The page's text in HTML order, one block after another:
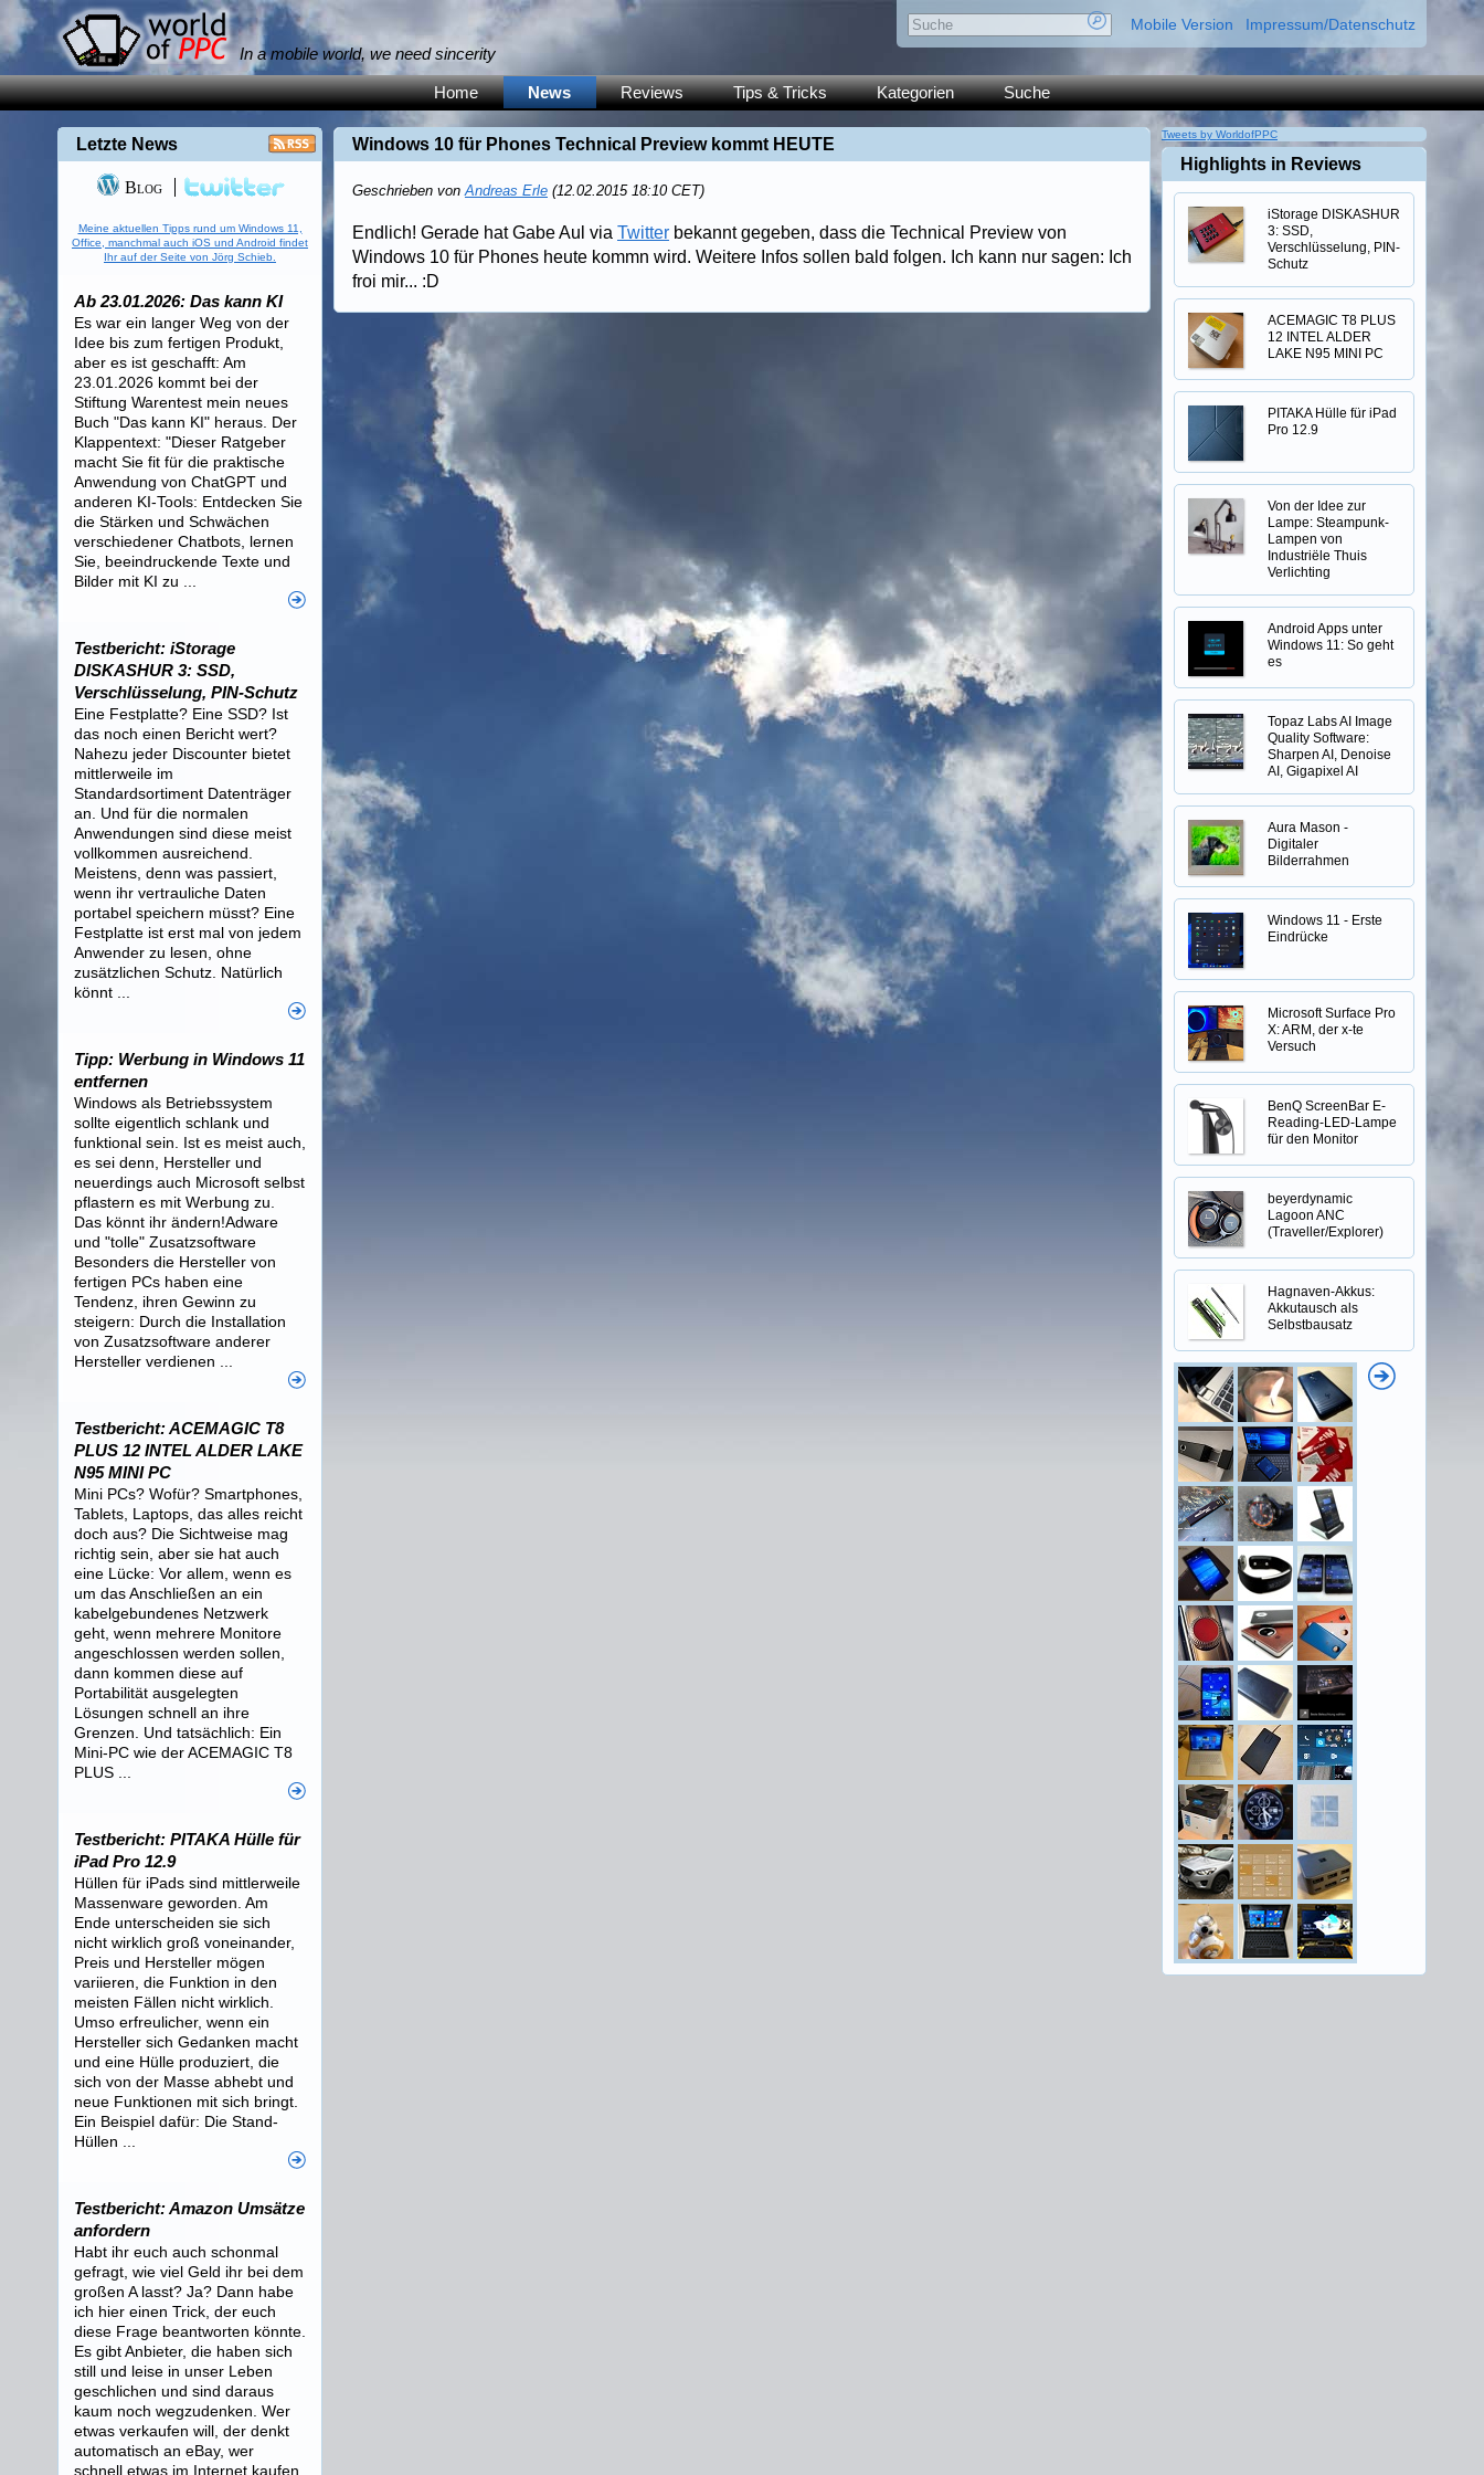
In a mobile world, we need sincerity
Mobile Version Impressum/Datenschutz
Home News Reviews Tips & Tricks Kategorien Suche
Windows 10 für Phones Technical Preview kommt HEUTE
Geschrieben vonAndreas Erle (12.02.2015 18:10 CET)
Endlich! Gerade hat Gabe Aul via Twitter bekannt gegeben, dass die Technical Preview von
Windows 10 für Phones heute kommn wird. Weitere Infos sollen bald folgen. Ich kann nur sagen: Ich
froi mir... :D
Letzte News
Blog
Meine aktuellen Tipps rund um Windows 11,
Office, manchmal auch iOS und Android findet
Ihr auf der Seite von Jörg Schieb.
Ab 23.01.2026: Das kann KI
Es war ein langer Weg von der
Idee bis zum fertigen Produkt,
aber es ist geschafft: Am
23.01.2026 kommt bei der
Stiftung Warentest mein neues
Buch "Das kann KI" heraus. Der
Klappentext: "Dieser Ratgeber
macht Sie fit für die praktische
Anwendung von ChatGPT und
anderen KI-Tools: Entdecken Sie
die Stärken und Schwächen
verschiedener Chatbots, lernen
Sie, beeindruckende Texte und
Bilder mit KI zu ...
Testbericht: iStorage
DISKASHUR 3: SSD,
Verschlüsselung, PIN-Schutz
Eine Festplatte? Eine SSD? Ist
das noch einen Bericht wert?
Nahezu jeder Discounter bietet
mittlerweile im
Standardsortiment Datenträger
an. Und für die normalen
Anwendungen sind diese meist
vollkommen ausreichend.
Meistens, denn was passiert,
wenn ihr vertrauliche Daten
portabel speichern müsst? Eine
Festplatte ist erst mal von jedem
Anwender zu lesen, ohne
zusätzlichen Schutz. Natürlich
könnt ...
Tipp: Werbung in Windows 11
entfernen
Windows als Betriebssystem
sollte eigentlich schlank und
funktional sein. Ist es meist auch,
es sei denn, Hersteller und
neuerdings auch Microsoft selbst
pflastern es mit Werbung zu.
Das könnt ihr ändern!Adware
und "tolle" Zusatzsoftware
Besonders die Hersteller von
fertigen PCs haben eine
Tendenz, ihren Gewinn zu
steigern: Durch die Installation
von Zusatzsoftware anderer
Hersteller verdienen ...
Testbericht: ACEMAGIC T8
PLUS 12 INTEL ALDER LAKE
N95 MINI PC
Mini PCs? Wofür? Smartphones,
Tablets, Laptops, das alles reicht
doch aus? Die Sichtweise mag
richtig sein, aber sie hat auch
eine Lücke: Vor allem, wenn es
um das Anschließen an ein
kabelgebundenes Netzwerk
geht, wenn mehrere Monitore
angeschlossen werden sollen,
dann kommen diese auf
Portabilität ausgelegten
Lösungen schnell an ihre
Grenzen. Und tatsächlich: Ein
Mini-PC wie der ACEMAGIC T8
PLUS ...
Testbericht: PITAKA Hülle für
iPad Pro 12.9
Hüllen für iPads sind mittlerweile
Massenware geworden. Am
Ende unterscheiden sie sich
nicht wirklich groß voneinander,
Preis und Hersteller mögen
variieren, die Funktion in den
meisten Fällen nicht wirklich.
Umso erfreulicher, wenn ein
Hersteller sich Gedanken macht
und eine Hülle produziert, die
sich von der Masse abhebt und
neue Funktionen mit sich bringt.
Ein Beispiel dafür: Die Stand-
Hüllen ...
Testbericht: Amazon Umsätze
anfordern
Habt ihr euch auch schonmal
gefragt, wie viel Geld ihr bei dem
großen A lasst? Ja? Dann habe
ich hier einen Trick, der euch
diese Frage beantworten könnte.
Es gibt Anbieter, die haben sich
still und leise in unser Leben
geschlichen und sind daraus
kaum noch wegzudenken. Wer
etwas verkaufen will, der denkt
automatisch an eBay, wer
schnell etwas im Internet kaufen
Tweets by WorldofPPC
Highlights in Reviews
iStorage DISKASHUR
3: SSD,
Verschlüsselung, PIN-
Schutz
ACEMAGIC T8 PLUS
12 INTEL ALDER
LAKE N95 MINI PC
PITAKA Hülle für iPad
Pro 12.9
Von der Idee zur
Lampe: Steampunk-
Lampen von
Industriële Thuis
Verlichting
Android Apps unter
Windows 11: So geht
es
Topaz Labs AI Image
Quality Software:
Sharpen AI, Denoise
AI, Gigapixel AI
Aura Mason -
Digitaler
Bilderrahmen
Windows 11 - Erste
Eindrücke
Microsoft Surface Pro
X: ARM, der x-te
Versuch
BenQ ScreenBar E-
Reading-LED-Lampe
für den Monitor
beyerdynamic
Lagoon ANC
(Traveller/Explorer)
Hagnaven-Akkus:
Akkutausch als
Selbstbausatz